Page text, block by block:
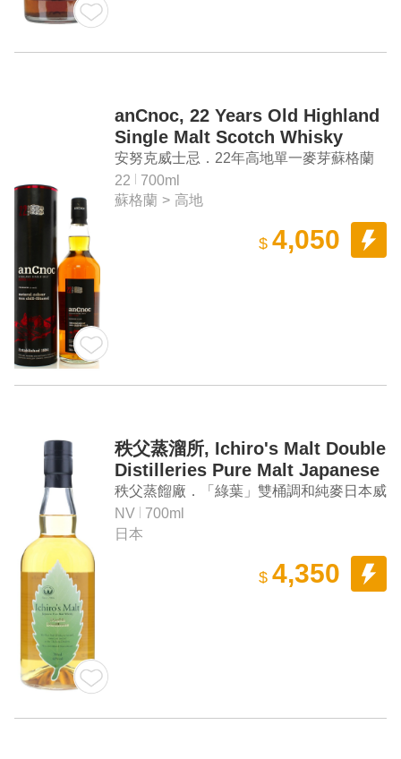
anCnoc, 22 Years Old Highland
Single Malt Scotch Whisky
安努克威士忌．22年高地單一麥芽蘇格蘭
威士忌
22
700ml
蘇格蘭 > 高地
$ 4,050
秩父蒸溜所, Ichiro's Malt Double
Distilleries Pure Malt Japanese
Whisky (green)
秩父蒸餾廠．「綠葉」雙桶調和純麥日本威
士忌
NV
700ml
日本
$ 4,350